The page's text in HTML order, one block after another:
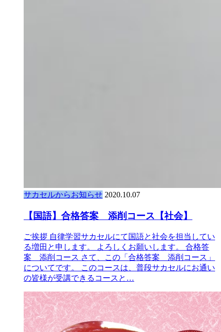
サカセルからお知らせ 2020.10.07
【国語】合格答案 添削コース【社会】
ご挨拶 自律学習サカセルにて国語と社会を担当してい
る増田と申します。 よろしくお願いします。 合格答
案 添削コース さて、この「合格答案 添削コース」
についてです。 このコースは、普段サカセルにお通い
の皆様が受講できるコースと…